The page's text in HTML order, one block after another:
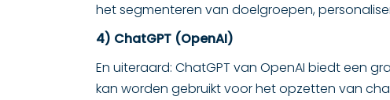
het segmenteren van doelgroepen,
4) ChatGPT (OpenAI)
En uiteraard: ChatGPT van OpenAI biedt een
kan worden gebruikt voor het opzetten van